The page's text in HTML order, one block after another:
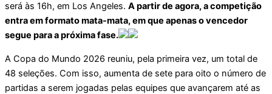
será às 16h, em Los Angeles. A partir de agora, a competição
entra em formato mata-mata, em que apenas o vencedor
segue para a próxima fase.
A Copa do Mundo 2026 reuniu, pela primeira vez, um total de
48 seleções. Com isso, aumenta de sete para oito o número de
partidas a serem jogadas pelas equipes que avançarem até as